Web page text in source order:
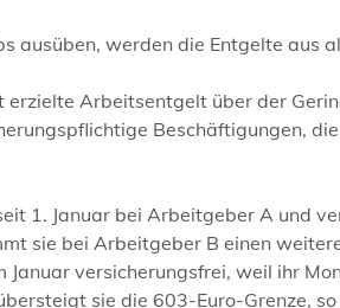
ausüben, werden die Entgelte aus
Arbeitsentgelt über der
Beschäftigungen,
1. Januar bei Arbeitgeber A und
sie bei Arbeitgeber B einen
Januar versicherungsfrei, weil ihr
sie die 603-Euro-Grenze,